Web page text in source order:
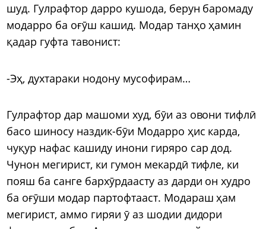
шуд. Гулрафтор дарро кушода, берун баромаду
модарро ба оғӯш кашид. Модар танҳо ҳамин
қадар гуфта тавонист:
-Эҳ, духтараки нодону мусофирам…
Гулрафтор дар машоми худ, бӯи аз овони тифлӣ
басо шиносу наздик-бӯи Модарро ҳис карда,
чуқур нафас кашиду инони гиряро сар дод.
Чунон мегирист, ки гумон мекардӣ тифле, ки
пояш ба санге бархӯрдаасту аз дарди он худро
ба оғӯши модар партофтааст. Модараш ҳам
мегирист, аммо гиряи ӯ аз шодии дидори